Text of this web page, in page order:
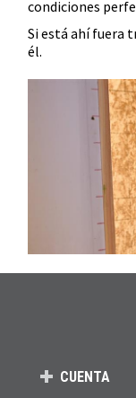
condiciones
Si está ahí fuera
él.
CUENTA